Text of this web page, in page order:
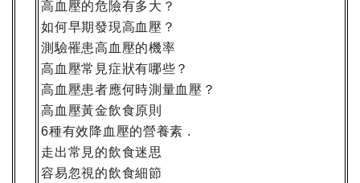
高血壓的危險有多大？
如何早期發現高血壓？
測驗罹患高血壓的機率
高血壓常見症狀有哪些？
高血壓患者應何時測量血壓？
高血壓黃金飲食原則
6種有效降血壓的營養素 .
走出常見的飲食迷思
容易忽視的飲食細節